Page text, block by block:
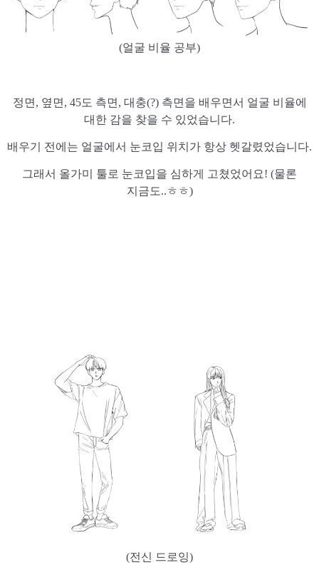
(얼굴 비율 공부)
정면, 옆면, 45도 측면, 대충(?) 측면을 배우면서 얼굴 비율에
대한 감을 찾을 수 있었습니다.
배우기 전에는 얼굴에서 눈코입 위치가 항상 헷갈렸었습니다.
그래서 올가미 툴로 눈코입을 심하게 고쳤었어요! (물론
지금도..ㅎㅎ)
(전신 드로잉)